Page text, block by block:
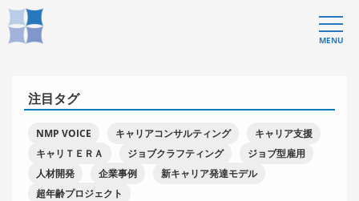
MENU
注目タグ
NMP VOICE キャリアコンサルティング
キャリア支援
キャリＴＥＲＡ
ジョブクラフティング
ジョブ型雇用
人材開発
企業事例
新キャリア発達モデル
超年齢プロジェクト